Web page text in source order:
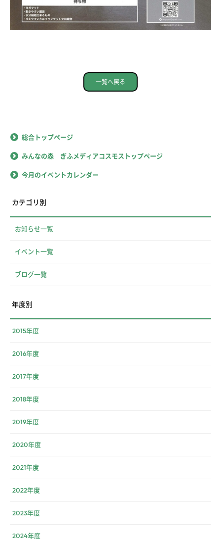
一覧へ戻る
総合トップページ
みんなの森 ぎふメディアコスモストップページ
今月のイベントカレンダー
カテゴリ別
お知らせ一覧
イベント一覧
ブログ一覧
年度別
2015年度
2016年度
2017年度
2018年度
2019年度
2020年度
2021年度
2022年度
2023年度
2024年度